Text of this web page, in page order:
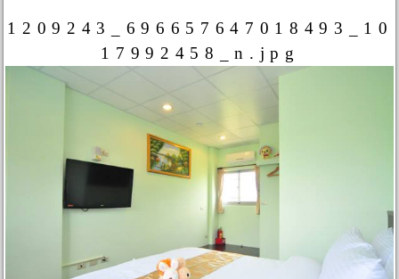
1209243_696657647018493_10
17992458_n.jpg